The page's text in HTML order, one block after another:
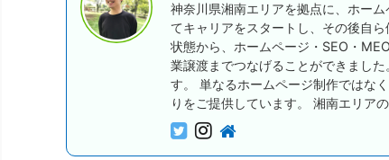
神奈川県湘南エリアを拠点に、ホー
てキャリアをスタートし、その後自
状態から、ホームページ・SEO・
業譲渡までつなげることができまし
す。 単なるホームページ制作ではな
りをご提供しています。 湘南エリア